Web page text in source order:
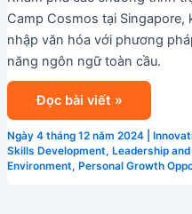
Camp Cosmos tại
nhập văn hóa với phương
năng ngôn ngữ toàn cầu.
Đọc bài viết »
Ngày 4 tháng 12 năm 2024
Skills Development, Leadership
Environment, Personal Growth